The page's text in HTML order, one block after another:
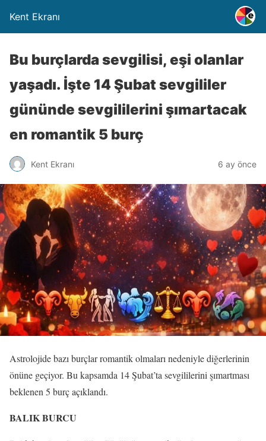
Kent Ekranı
Bu burçlarda sevgilisi, eşi olanlar
yaşadı. İşte 14 Şubat sevgililer
gününde sevgililerini şımartacak
en romantik 5 burç
Kent Ekranı 6 ay önce
Astrolojide bazı burçlar romantik olmaları nedeniyle diğerlerinin
önüne geçiyor. Bu kapsamda 14 Şubat’ta sevgililerini şımartması
beklenen 5 burç açıklandı.
BALIK BURCU